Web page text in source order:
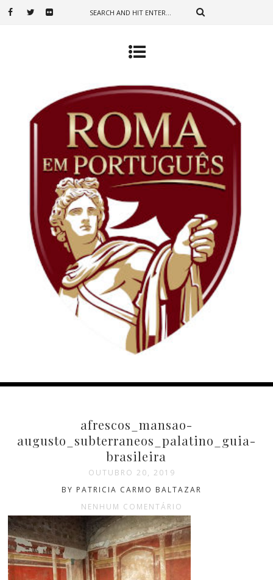
afrescos_mansao-
augusto_subterraneos_palatino_guia-
brasileira
OUTUBRO 20, 2019
BY PATRICIA CARMO BALTAZAR
NENHUM COMENTÁRIO